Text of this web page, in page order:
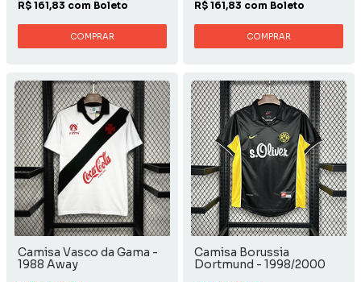
R$ 161,83 com Boleto
COMPRAR
R$ 161,83 com Boleto
COMPRAR
Camisa Vasco da Gama -
1988 Away
Camisa Borussia
Dortmund - 1998/2000